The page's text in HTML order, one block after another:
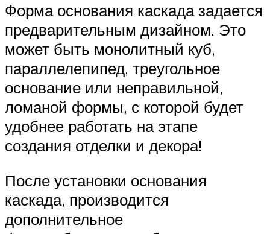
Форма основания каскада задается
предварительным дизайном. Это
может быть монолитный куб,
параллелепипед, треугольное
основание или неправильной,
ломаной формы, с которой будет
удобнее работать на этапе
создания отделки и декора!
После установки основания
каскада, производится
дополнительное